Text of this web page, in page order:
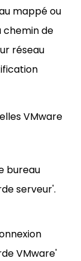
mappé ou
chemin de
réseau
VMware
bureau
serveur'.
VMware'